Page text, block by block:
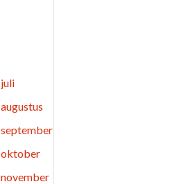
juli
augustus
september
oktober
november